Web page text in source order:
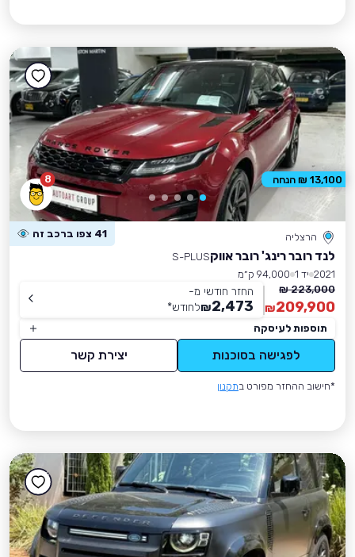
8
הרצליה 41 צפו ברכב זה
לנד רובר רינג' רובר אווקS-PLUS
2021 יד 1
94,000 ק״מ
223,000 ₪
209,900
₪
החזר חודשי מ-
2,473
₪לחודש*
תוספות לעיסקה
לפגישה בסוכנות יצירת קשר
*חישוב ההחזר מפורט בתקנון
13,100 ₪ הנחה